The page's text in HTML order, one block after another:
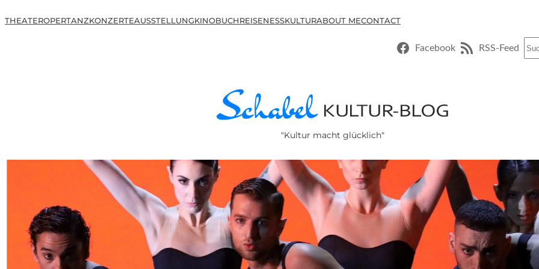
THEATEROPERTANZKONZERTEAUSSTELLUNGKINOBUCHREISENESSKULTURABOUT MECONTACT
Facebook RSS-Feed
"Kultur macht glücklich"